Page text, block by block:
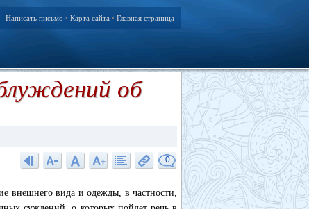
Написать письмо • Карта сайта • Главная страница
об
0
внешнего вида и одежды, в частности,